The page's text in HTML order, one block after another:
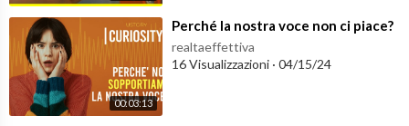
00:03:13
⁣Perché la nostra voce non ci piace?
realtaeffettiva
16 Visualizzazioni · 04/15/24